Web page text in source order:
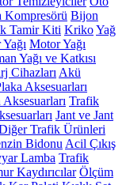
Kompresörü Bijon
Tamir Kiti KrikoYağ
Motor Yağı
Yağı ve Katkısı
Cihazları Akü
Aksesuarları
Trafik
Jant ve Jant
Trafik Ürünleri
Bidonu Acil Çıkış
Lamba Trafik
Kaydırıcılar Ölçüm